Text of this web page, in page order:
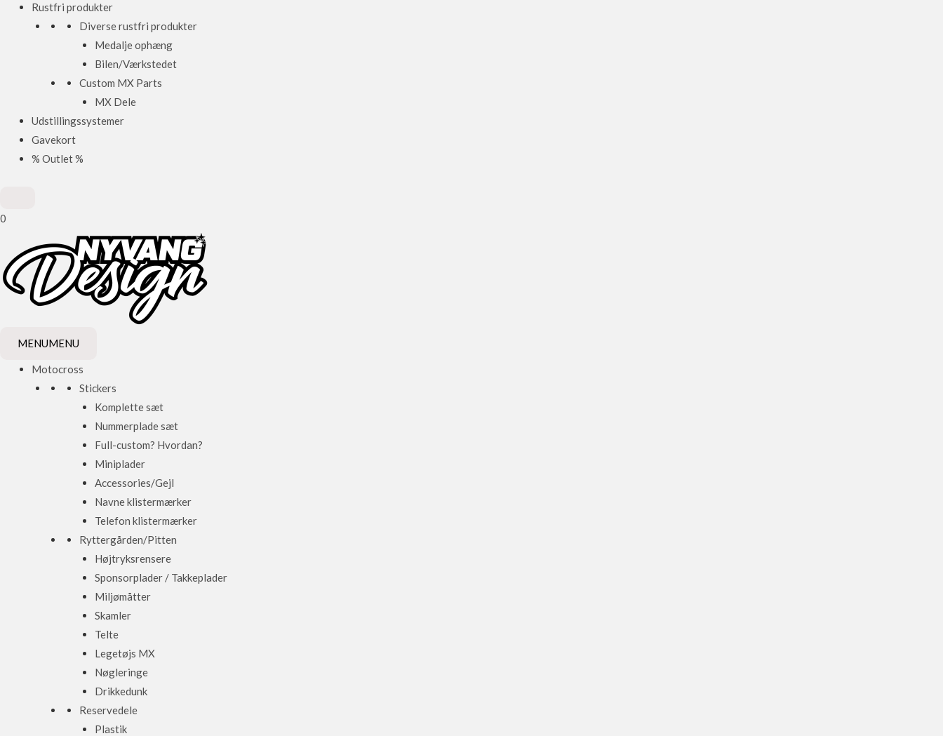
Rustfri produkter
Diverse rustfri produkter
Medalje ophæng
Bilen/Værkstedet
Custom MX Parts
MX Dele
Udstillingssystemer
Gavekort
% Outlet %
0
MENUMENU
Motocross
Stickers
Komplette sæt
Nummerplade sæt
Full-custom? Hvordan?
Miniplader
Accessories/Gejl
Navne klistermærker
Telefon klistermærker
Ryttergården/Pitten
Højtryksrensere
Sponsorplader / Takkeplader
Miljømåtter
Skamler
Telte
Legetøjs MX
Nøgleringe
Drikkedunk
Reservedele
Plastik